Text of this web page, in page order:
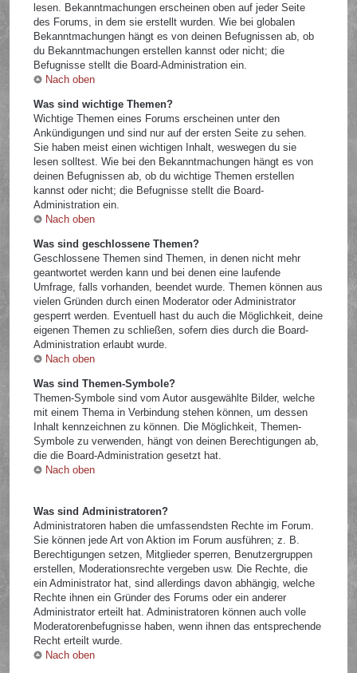
lesen. Bekanntmachungen erscheinen oben auf jeder Seite
des Forums, in dem sie erstellt wurden. Wie bei globalen
Bekanntmachungen hängt es von deinen Befugnissen ab, ob
du Bekanntmachungen erstellen kannst oder nicht; die
Befugnisse stellt die Board-Administration ein.
Nach oben
Was sind wichtige Themen?
Wichtige Themen eines Forums erscheinen unter den
Ankündigungen und sind nur auf der ersten Seite zu sehen.
Sie haben meist einen wichtigen Inhalt, weswegen du sie
lesen solltest. Wie bei den Bekanntmachungen hängt es von
deinen Befugnissen ab, ob du wichtige Themen erstellen
kannst oder nicht; die Befugnisse stellt die Board-
Administration ein.
Nach oben
Was sind geschlossene Themen?
Geschlossene Themen sind Themen, in denen nicht mehr
geantwortet werden kann und bei denen eine laufende
Umfrage, falls vorhanden, beendet wurde. Themen können aus
vielen Gründen durch einen Moderator oder Administrator
gesperrt werden. Eventuell hast du auch die Möglichkeit, deine
eigenen Themen zu schließen, sofern dies durch die Board-
Administration erlaubt wurde.
Nach oben
Was sind Themen-Symbole?
Themen-Symbole sind vom Autor ausgewählte Bilder, welche
mit einem Thema in Verbindung stehen können, um dessen
Inhalt kennzeichnen zu können. Die Möglichkeit, Themen-
Symbole zu verwenden, hängt von deinen Berechtigungen ab,
die die Board-Administration gesetzt hat.
Nach oben
Was sind Administratoren?
Administratoren haben die umfassendsten Rechte im Forum.
Sie können jede Art von Aktion im Forum ausführen; z. B.
Berechtigungen setzen, Mitglieder sperren, Benutzergruppen
erstellen, Moderationsrechte vergeben usw. Die Rechte, die
ein Administrator hat, sind allerdings davon abhängig, welche
Rechte ihnen ein Gründer des Forums oder ein anderer
Administrator erteilt hat. Administratoren können auch volle
Moderatorenbefugnisse haben, wenn ihnen das entsprechende
Recht erteilt wurde.
Nach oben